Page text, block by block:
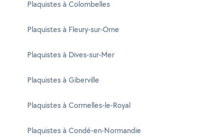
Plaquistes à Colombelles
Plaquistes à Fleury-sur-Orne
Plaquistes à Dives-sur-Mer
Plaquistes à Giberville
Plaquistes à Cormelles-le-Royal
Plaquistes à Condé-en-Normandie